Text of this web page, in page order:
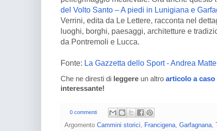
del Volto Santo – A piedi in Lunigiana e
Verrini, edita da Le Lettere, racconta nel
luoghi, borghi, paesaggi, architetture e
da Pontremoli e Lucca.
Fonte: La Gazzetta dello Sport - Andrea
Che ne diresti di leggere un altro articolo a caso
interessante!
0 commenti
Argomento Cammini storici, Francigena, Garfagnana,